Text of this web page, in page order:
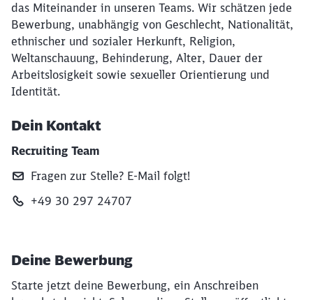
das Miteinander in unseren Teams. Wir schätzen jede
Bewerbung, unabhängig von Geschlecht, Nationalität,
ethnischer und sozialer Herkunft, Religion,
Weltanschauung, Behinderung, Alter, Dauer der
Arbeitslosigkeit sowie sexueller Orientierung und
Identität.
Dein Kontakt
Recruiting Team
Fragen zur Stelle? E‑Mail folgt!
+49 30 297 24707
Deine Bewerbung
Starte jetzt deine Bewerbung, ein Anschreiben